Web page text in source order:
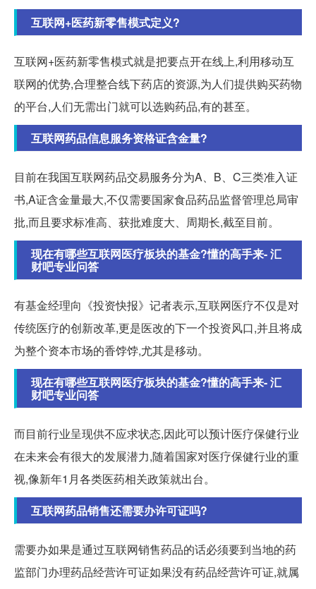
互联网+医药新零售模式定义?
互联网+医药新零售模式就是把要点开在线上,利用移动互
联网的优势,合理整合线下药店的资源,为人们提供购买药物
的平台,人们无需出门就可以选购药品,有的甚至。
互联网药品信息服务资格证含金量?
目前在我国互联网药品交易服务分为A、B、C三类准入证
书,A证含金量最大,不仅需要国家食品药品监督管理总局审
批,而且要求标准高、获批难度大、周期长,截至目前。
现在有哪些互联网医疗板块的基金?懂的高手来- 汇
财吧专业问答
有基金经理向《投资快报》记者表示,互联网医疗不仅是对
传统医疗的创新改革,更是医改的下一个投资风口,并且将成
为整个资本市场的香饽饽,尤其是移动。
现在有哪些互联网医疗板块的基金?懂的高手来- 汇
财吧专业问答
而目前行业呈现供不应求状态,因此可以预计医疗保健行业
在未来会有很大的发展潜力,随着国家对医疗保健行业的重
视,像新年1月各类医药相关政策就出台。
互联网药品销售还需要办许可证吗?
需要办如果是通过互联网销售药品的话必须要到当地的药
监部门办理药品经营许可证如果没有药品经营许可证,就属